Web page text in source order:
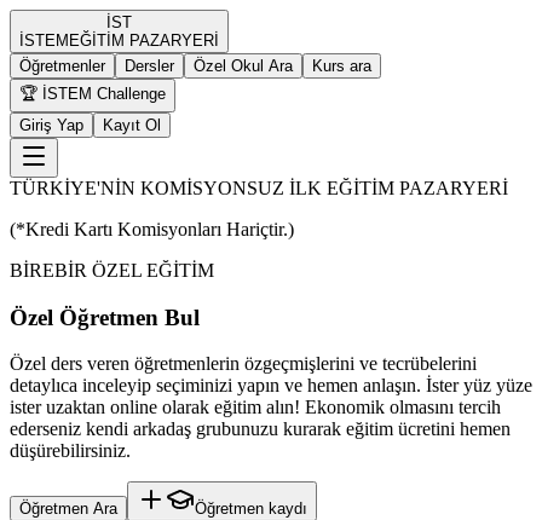
İST
İSTEM EĞİTİM PAZARYERİ
Öğretmenler
Dersler Özel Okul Ara
Kurs ara
🏆 İSTEM Challenge
Giriş Yap
Kayıt Ol
TÜRKİYE'NİN KOMİSYONSUZ İLK EĞİTİM PAZARYERİ
(*Kredi Kartı Komisyonları Hariçtir.)
BİREBİR ÖZEL EĞİTİM
Özel Öğretmen Bul
Özel ders veren öğretmenlerin özgeçmişlerini ve tecrübelerini
detaylıca inceleyip seçiminizi yapın ve hemen anlaşın. İster yüz yüze
ister uzaktan online olarak eğitim alın! Ekonomik olmasını tercih
ederseniz kendi arkadaş grubunuzu kurarak eğitim ücretini hemen
düşürebilirsiniz.
Öğretmen Ara Öğretmen kaydı